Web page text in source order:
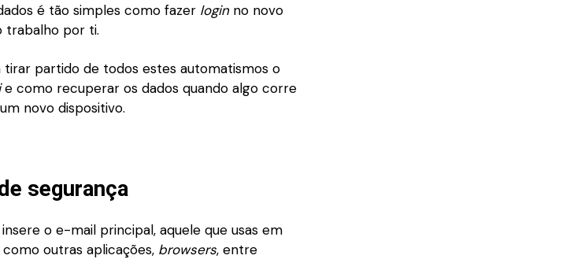
é tão simples como fazer loginno novo
trabalho por ti.
partido de todos estes automatismos o
e como recuperar os dados quando algo corre
novo dispositivo.
segurança
insere o e-mail principal, aquele que usas em
outras aplicações, browsers, entre